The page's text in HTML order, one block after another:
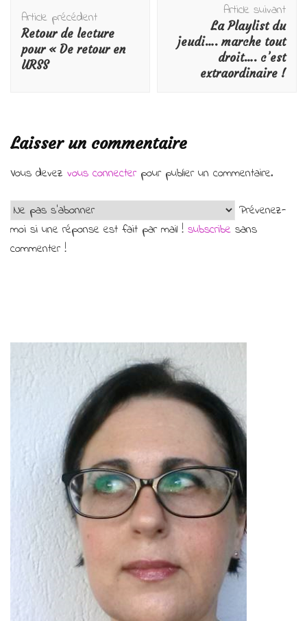
d'article
Article précédent
Retour de lecture
pour « De retour en
URSS
Article suivant
La Playlist du
jeudi…. marche tout
droit…. c’est
extraordinaire !
Laisser un commentaire
Vous devez vous connecterpour publier un commentaire.
Prévenez-
moi si une réponse est fait par mail ! subscribe sans
commenter !